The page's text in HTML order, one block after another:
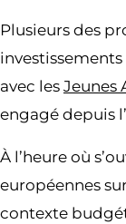
Plusieurs des
avec les Jeunes
engagé depuis
À l’heure où
européennes
contexte